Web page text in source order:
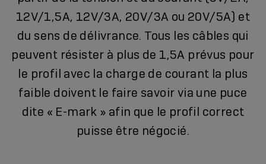
12V/1,5A, 12V/3A, 20V/3A ou 20V/5A) et
du sens de délivrance. Tous les câbles qui
peuvent résister à plus de 1,5A prévus pour
le profil avec la charge de courant la plus
faible doivent le faire savoir via une puce
dite « E-mark » afin que le profil correct
puisse être négocié.